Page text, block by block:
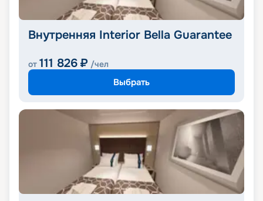
Внутренняя Interior Bella Guarantee
от 111 826 ₽ /чел
Выбрать